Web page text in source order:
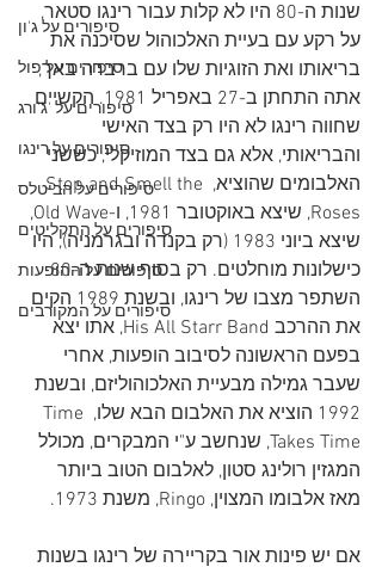
סיפורים על ג'ון
סיפורים על פול
סיפורים על 'ג'ורג
סיפורים על רינגו
סיפורים על הביטלס
סיפורים על התקליטים
סיפורים על ההופעות
סיפורים על המקורבים
שנות ה-80 היו לא קלות עבור רינגו סטאר,
על רקע עם בעיית האלכוהול שסיכנה את
בריאותו ואת הזוגיות שלו עם ברברה באך,
אתה התחתן ב-27 באפריל 1981. הקשיים
שחווה רינגו לא היו רק בצד האישי
והבריאותי, אלא גם בצד המוזיקלי, כששני
האלבומים שהוציא, Stop and Smell the
Roses, שיצא באוקטובר 1981, ו-Old Wave,
שיצא ביוני 1983 (רק בקנדה ובגרמניה), היו
כישלונות מוחלטים. רק בסוף שנות ה-80
השתפר מצבו של רינגו, ובשנת 1989 הקים
את ההרכב His All Starr Band, אתו יצא
בפעם הראשונה לסיבוב הופעות, אחרי
שעבר גמילה מבעיית האלכוהוליזם, ובשנת
1992 הוציא את האלבום הבא שלו, Time
Takes Time, שנחשב ע"י המבקרים, מכולל
המגזין רולינג סטון, לאלבום הטוב ביותר
מאז אלבומו המצוין, Ringo, משנת 1973.
אם יש פינות אור בקריירה של רינגו בשנות